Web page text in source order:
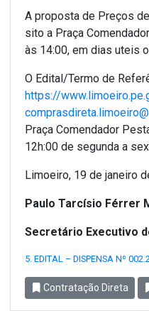
A proposta de Preços
sito a Praça
às 14:00, em dias uteis
O Edital/Termo de
https://
Praça Comendador
12h:00 de segunda a
Limoeiro, 19 de janeiro
Paulo Tarcísio Férrer
Secretário Executivo
5. EDITAL – DISPENSA Nº
Contratação Direta